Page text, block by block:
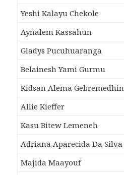
Yeshi Kalayu Chekole
Aynalem Kassahun
Gladys Pucuhuaranga
Belainesh Yami Gurmu
Kidsan Alema Gebremedhin
Allie Kieffer
Kasu Bitew Lemeneh
Adriana Aparecida Da Silva
Majida Maayouf